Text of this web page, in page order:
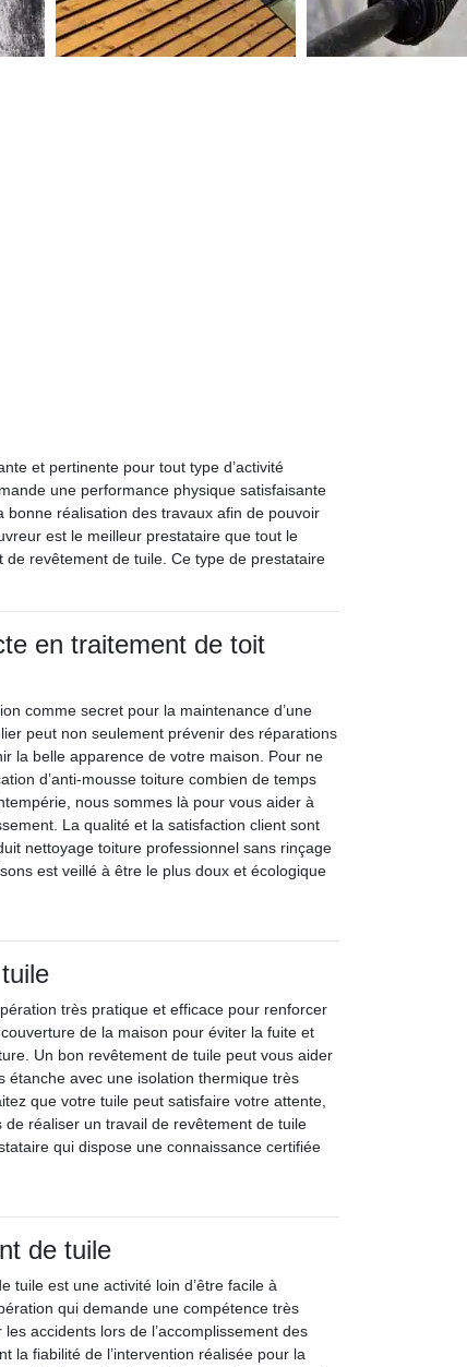
et pertinente pour tout type d’activité
une performance physique satisfaisante
réalisation des travaux afin de pouvoir
est le meilleur prestataire que tout le
revêtement de tuile. Ce type de prestataire
en traitement de toit
comme secret pour la maintenance d’une
peut non seulement prévenir des réparations
la belle apparence de votre maison. Pour ne
d’anti-mousse toiture combien de temps
nous sommes là pour vous aider à
La qualité et la satisfaction client sont
nettoyage toiture professionnel sans rinçage
est veillé à être le plus doux et écologique
très pratique et efficace pour renforcer
de la maison pour éviter la fuite et
Un bon revêtement de tuile peut vous aider
étanche avec une isolation thermique très
que votre tuile peut satisfaire votre attente,
de réaliser un travail de revêtement de tuile
qui dispose une connaissance certifiée
de tuile
tuile est une activité loin d’être facile à
qui demande une compétence très
accidents lors de l’accomplissement des
la fiabilité de l’intervention réalisée pour la